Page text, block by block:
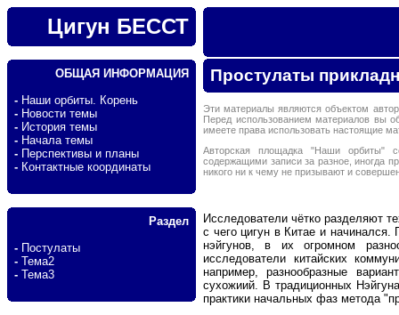
Цигун БЕССТ
ОБЩАЯ ИНФОРМАЦИЯ
- Наши орбиты. Корень
- Новости темы
- История темы
- Начала темы
- Перспективы и планы
- Контактные координаты
Раздел
- Постулаты
- Тема2
- Тема3
Простулаты
Эти материалы являются объектом
Перед использованием материалов вы
имеете права использовать настоящие
Авторская площадка "Наши орбиты"
содержащими записи за разное, иногда
никого ни к чему не призывают и
Исследователи чётко разделяют
с чего цигун в Китае и
нэйгунов, в их огромном
исследователи китайских
например, разнообразные
сухожиий. В традиционных
практики начальных фаз метода